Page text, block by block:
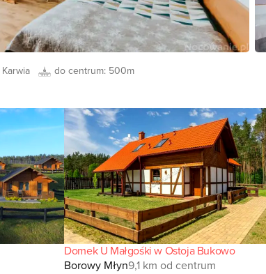
Karwia do centrum: 500m
Domek U Małgośki w Ostoja Bukowo
Borowy Młyn9,1 km od centrum